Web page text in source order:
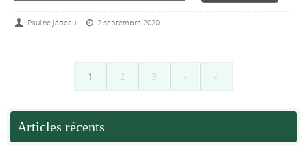
Pauline Jadeau 2 septembre 2020
1 2 3 › »
Articles récents